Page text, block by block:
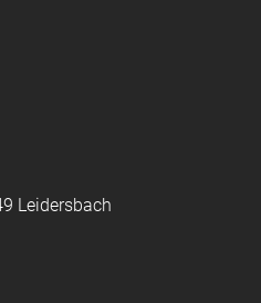
Leidersbach